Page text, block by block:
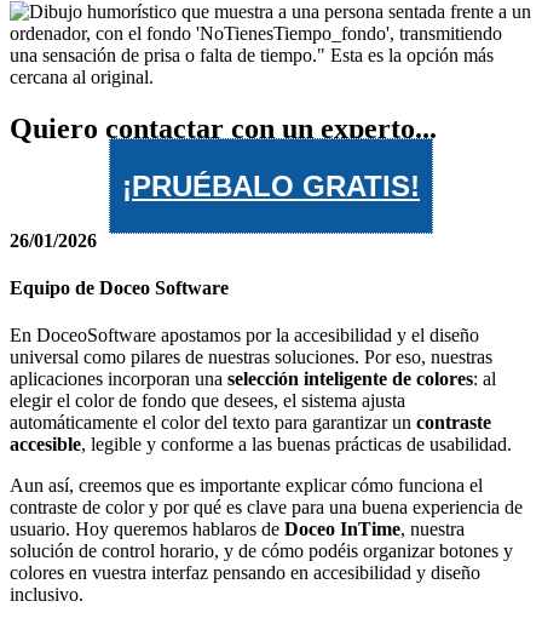
Quiero contactar con un experto...
¡PRUÉBALO GRATIS!
26/01/2026
Equipo de Doceo Software
En DoceoSoftware apostamos por la accesibilidad y el diseño
universal como pilares de nuestras soluciones. Por eso, nuestras
aplicaciones incorporan una selección inteligente de colores: al
elegir el color de fondo que desees, el sistema ajusta
automáticamente el color del texto para garantizar un contraste
accesible, legible y conforme a las buenas prácticas de usabilidad.
Aun así, creemos que es importante explicar cómo funciona el
contraste de color y por qué es clave para una buena experiencia de
usuario. Hoy queremos hablaros de Doceo InTime, nuestra
solución de control horario, y de cómo podéis organizar botones y
colores en vuestra interfaz pensando en accesibilidad y diseño
inclusivo.